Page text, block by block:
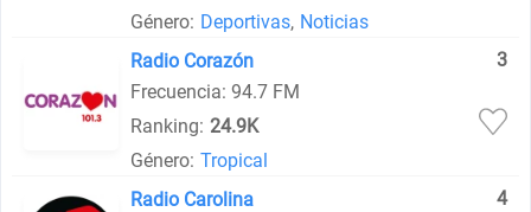
Género: Deportivas, Noticias
Radio Corazón
3
Frecuencia: 94.7 FM
Ranking: 24.9K
Género: Tropical
Radio Carolina
4